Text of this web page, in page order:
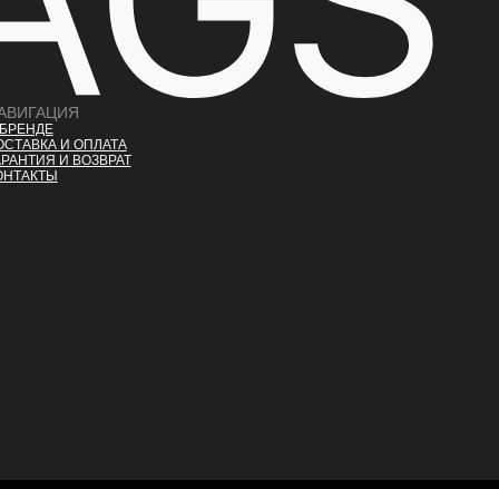
И ОПЛАТА
И ВОЗВРАТ